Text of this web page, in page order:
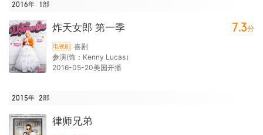
2016年 1部
炸天女郎 第一季
电视剧 喜剧
参演(饰：Kenny Lucas）
2016-05-20美国开播
7.3分
2015年 2部
律师兄弟